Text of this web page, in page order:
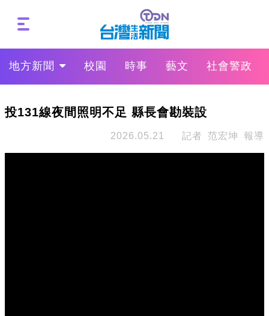
地方新聞 校園 時事 藝文 社會警政
投131線夜間照明不足 縣長會勘裝設
2026.05.21 記者 范宏坤 報導